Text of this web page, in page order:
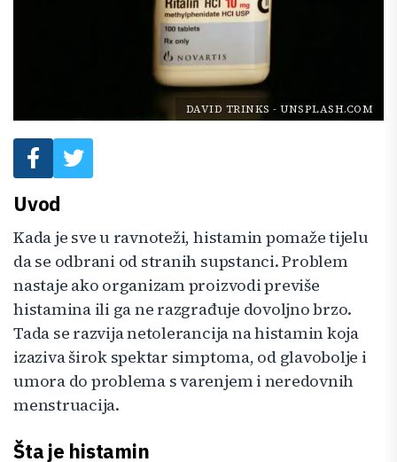
DAVID TRINKS - UNSPLASH.COM
Uvod
Kada je sve u ravnoteži, histamin pomaže tijelu
da se odbrani od stranih supstanci. Problem
nastaje ako organizam proizvodi previše
histamina ili ga ne razgrađuje dovoljno brzo.
Tada se razvija netolerancija na histamin koja
izaziva širok spektar simptoma, od glavobolje i
umora do problema s varenjem i neredovnih
menstruacija.
Šta je histamin